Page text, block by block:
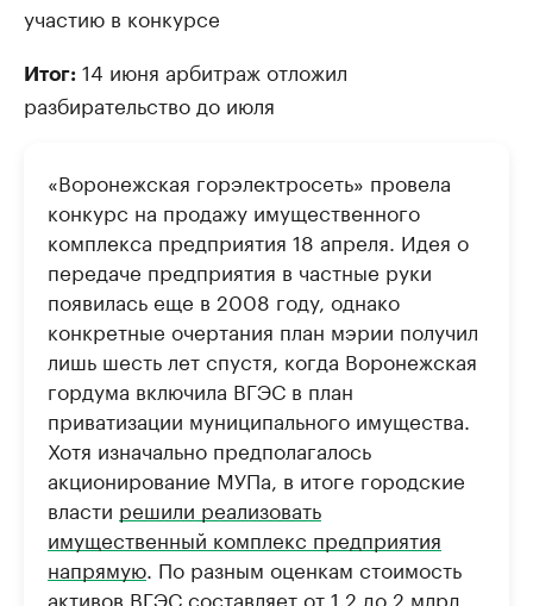
участию в конкурсе
Итог: 14 июня арбитраж отложил
разбирательство до июля
«Воронежская горэлектросеть» провела
конкурс на продажу имущественного
комплекса предприятия 18 апреля. Идея о
передаче предприятия в частные руки
появилась еще в 2008 году, однако
конкретные очертания план мэрии получил
лишь шесть лет спустя, когда Воронежская
гордума включила ВГЭС в план
приватизации муниципального имущества.
Хотя изначально предполагалось
акционирование МУПа, в итоге городские
власти решили реализовать
имущественный комплекс предприятия
напрямую . По разным оценкам стоимость
активов ВГЭС составляет от 1,2 до 2 млрд